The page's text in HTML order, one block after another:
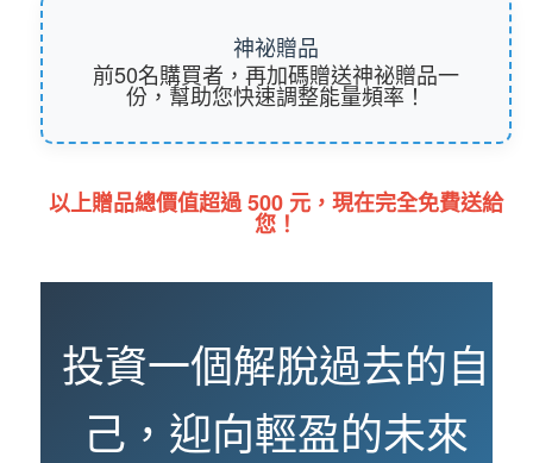
神祕贈品
前50名購買者，再加碼贈送神祕贈品一
份，幫助您快速調整能量頻率！
以上贈品總價值超過 500 元，現在完全免費送給
您！
投資一個解脫過去的自
己，迎向輕盈的未來